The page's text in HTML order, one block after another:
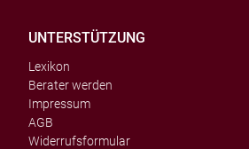
UNTERSTÜTZUNG
Lexikon
Berater werden
Impressum
AGB
Widerrufsformular